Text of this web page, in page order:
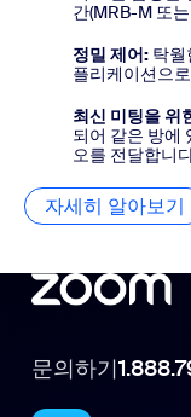
간(MRB-M 또
정밀 제어: 탁월
플리케이션으
최신 미팅을 위
되어 같은 방에
오를 전달합니
자세히 알아보기
문의하기